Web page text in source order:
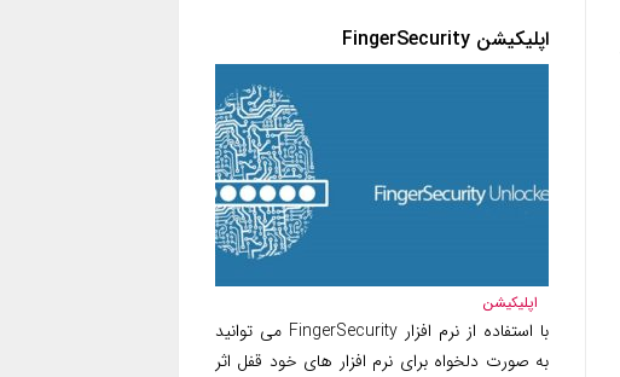
اپلیکیشن FingerSecurity
اپلیکیشن
با استفاده از نرم افزار FingerSecurity می توانید
به صورت دلخواه برای نرم افزار های خود قفل اثر